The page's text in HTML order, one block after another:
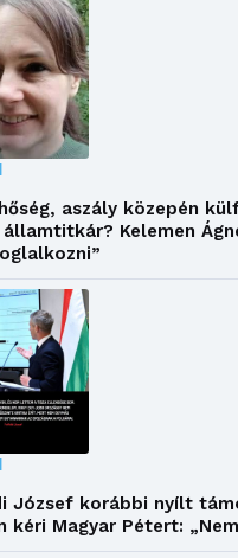
aszály közepén
államtitkár? Kelemen
József korábbi nyílt
kéri Magyar Pétert: